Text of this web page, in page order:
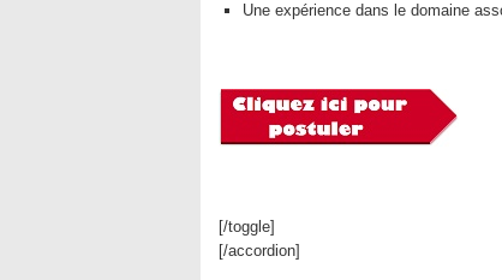
Une expérience dans le domaine
[/toggle]
[/accordion]